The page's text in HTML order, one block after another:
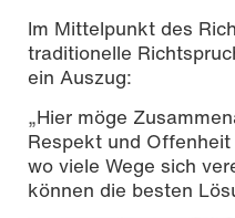
Foto | Sven-Helge Czichy
Im Mittelpunkt des
traditionelle
ein Auszug:
„Hier möge
Respekt und
wo viele Wege sich
können die besten